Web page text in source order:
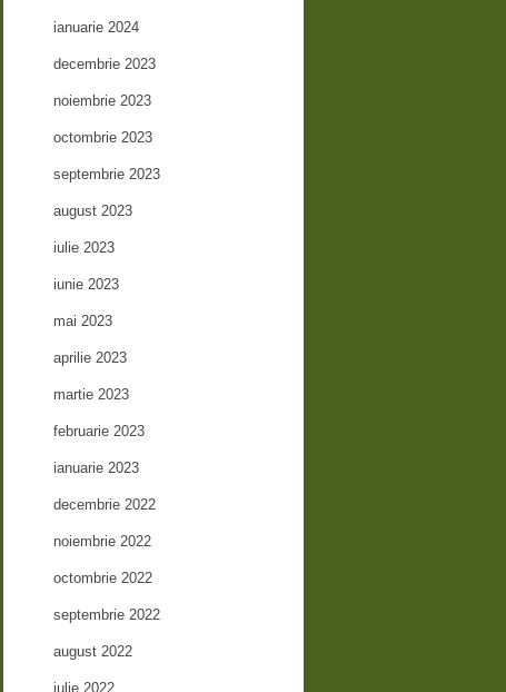
ianuarie 2024
decembrie 2023
noiembrie 2023
octombrie 2023
septembrie 2023
august 2023
iulie 2023
iunie 2023
mai 2023
aprilie 2023
martie 2023
februarie 2023
ianuarie 2023
decembrie 2022
noiembrie 2022
octombrie 2022
septembrie 2022
august 2022
iulie 2022